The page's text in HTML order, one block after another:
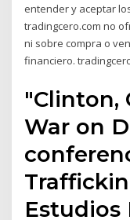
entender y aceptar
tradingcero.com no
ni sobre compra o
financiero.
"Clinton,
War on
Estudios